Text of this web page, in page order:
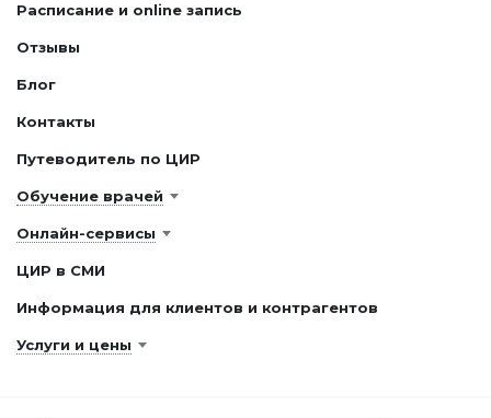
Расписание и online запись
Отзывы
Блог
Контакты
Путеводитель по ЦИР
Обучение врачей
Онлайн-сервисы
ЦИР в СМИ
Информация для клиентов и контрагентов
Услуги и цены